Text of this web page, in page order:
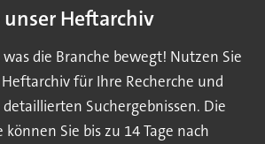
unser Heftarchiv
die Branche bewegt! Nutzen Sie
für Ihre Recherche und
Suchergebnissen. Die
Sie bis zu 14 Tage nach